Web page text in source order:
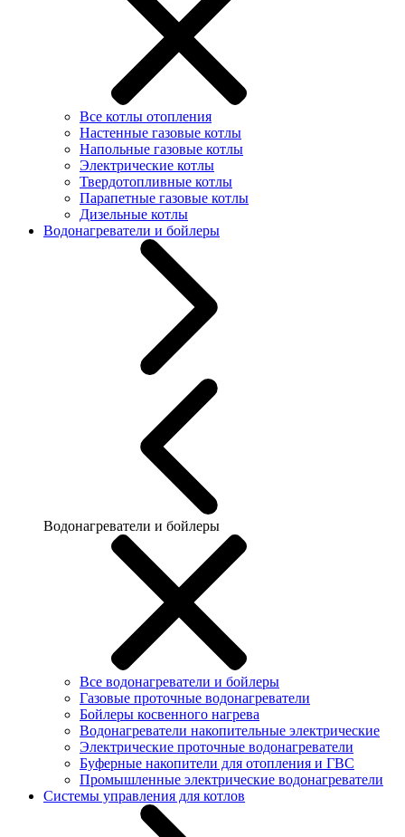
Все котлы отопления
Настенные газовые котлы
Напольные газовые котлы
Электрические котлы
Твердотопливные котлы
Парапетные газовые котлы
Дизельные котлы
Водонагреватели и бойлеры
Водонагреватели и бойлеры
Все водонагреватели и бойлеры
Газовые проточные водонагреватели
Бойлеры косвенного нагрева
Водонагреватели накопительные электрические
Электрические проточные водонагреватели
Буферные накопители для отопления и ГВС
Промышленные электрические водонагреватели
Системы управления для котлов